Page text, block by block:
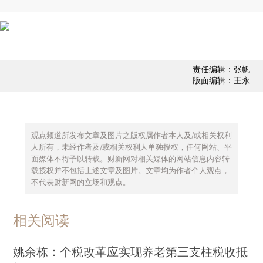
责任编辑：张帆
版面编辑：王永
观点频道所发布文章及图片之版权属作者本人及/或相关权利
人所有，未经作者及/或相关权利人单独授权，任何网站、平
面媒体不得予以转载。财新网对相关媒体的网站信息内容转
载授权并不包括上述文章及图片。文章均为作者个人观点，
不代表财新网的立场和观点。
相关阅读
姚余栋：个税改革应实现养老第三支柱税收抵